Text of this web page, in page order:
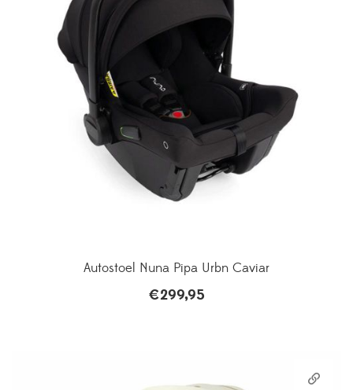
Autostoel Nuna Pipa Urbn Caviar
€299,95